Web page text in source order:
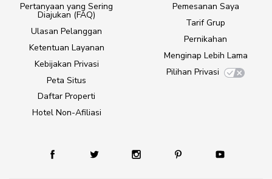
Pertanyaan yang Sering
Diajukan (FAQ)
Ulasan Pelanggan
Ketentuan Layanan
Kebijakan Privasi
Peta Situs
Daftar Properti
Hotel Non-Afiliasi
Pemesanan Saya
Tarif Grup
Pernikahan
Menginap Lebih Lama
Pilihan Privasi